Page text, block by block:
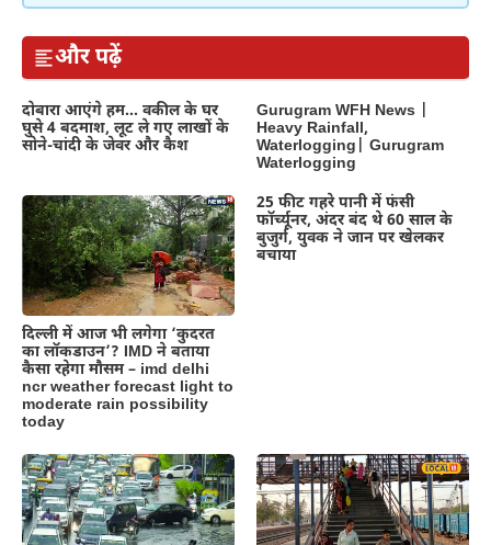
और पढ़ें
दोबारा आएंगे हम… वकील के घर
घुसे 4 बदमाश, लूट ले गए लाखों के
सोने-चांदी के जेवर और कैश
Gurugram WFH News |
Heavy Rainfall,
Waterlogging| Gurugram
Waterlogging
दिल्‍ली में आज भी लगेगा ‘कुदरत
का लॉकडाउन’? IMD ने बताया
कैसा रहेगा मौसम – imd delhi
ncr weather forecast light to
moderate rain possibility
today
25 फीट गहरे पानी में फंसी
फॉर्च्यूनर, अंदर बंद थे 60 साल के
बुजुर्ग, युवक ने जान पर खेलकर
बचाया